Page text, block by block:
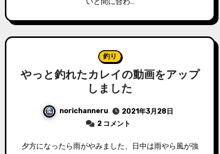
釣り
やっと釣れたカレイの動画をアップ
しました
norichanneru
2021年3月28日
2 コメント
夕方になったら雨がやみました、日中は雨やら風が強